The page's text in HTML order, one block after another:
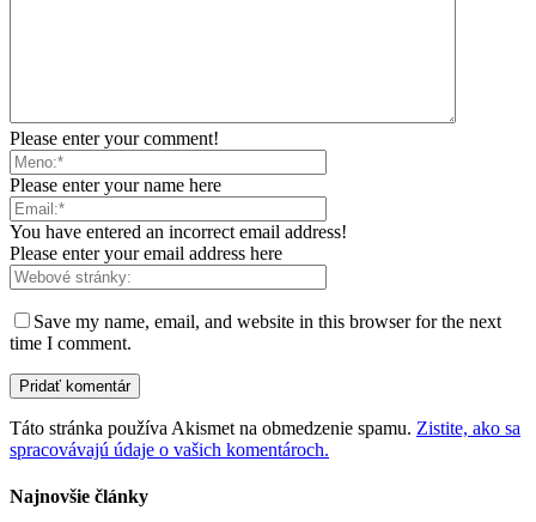
Please enter your comment!
Please enter your name here
You have entered an incorrect email address!
Please enter your email address here
Save my name, email, and website in this browser for the next
time I comment.
Táto stránka používa Akismet na obmedzenie spamu. Zistite, ako sa
spracovávajú údaje o vašich komentároch.
Najnovšie články